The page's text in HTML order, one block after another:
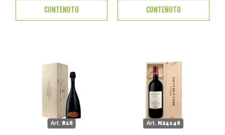
CONTENUTO CONTENUTO
Art. 816 Art. N24146